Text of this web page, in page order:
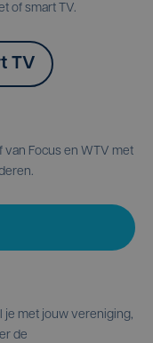
of smart TV.
TV
Focus en WTV met
je met jouw vereniging,
de